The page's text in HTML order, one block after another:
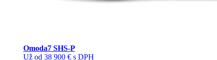
Omoda7 SHS-P
Už od 38 900 € s DPH